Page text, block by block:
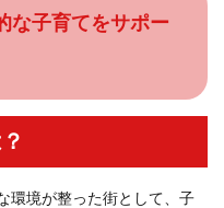
な子育てをサポー
環境が整った街として、子